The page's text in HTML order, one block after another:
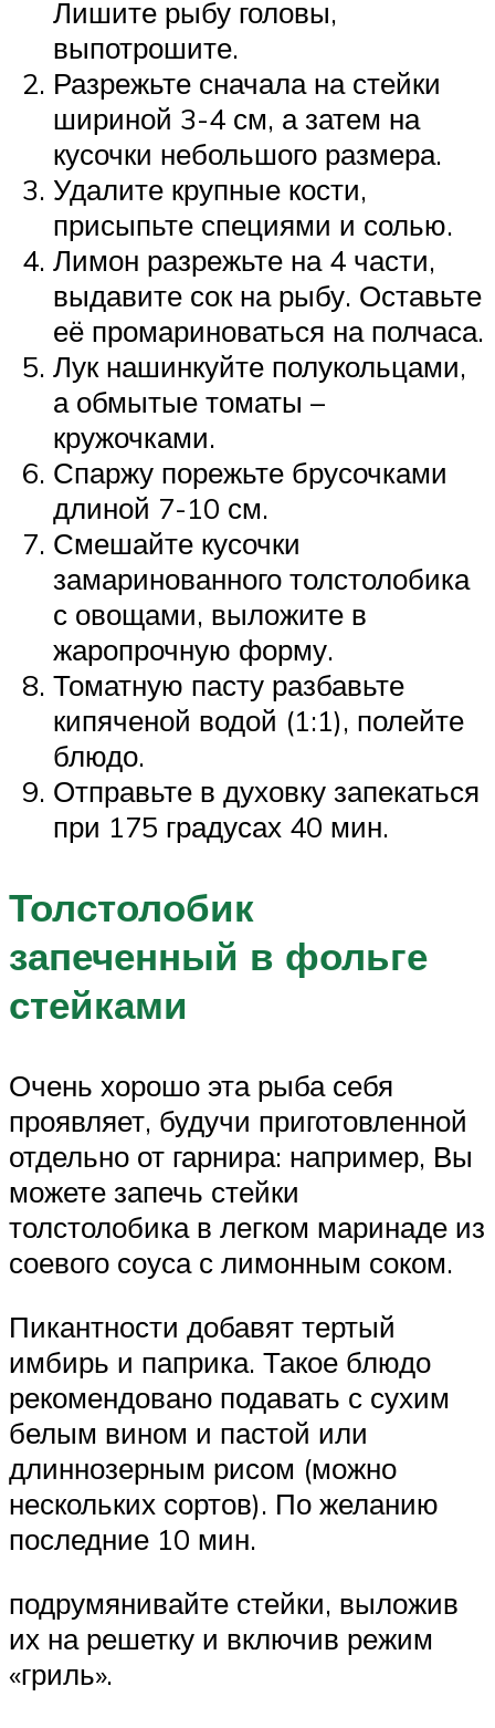
Лишите рыбу головы,
выпотрошите.
Разрежьте сначала на стейки
шириной 3-4 см, а затем на
кусочки небольшого размера.
Удалите крупные кости,
присыпьте специями и солью.
Лимон разрежьте на 4 части,
выдавите сок на рыбу. Оставьте
её промариноваться на полчаса.
Лук нашинкуйте полукольцами,
а обмытые томаты –
кружочками.
Спаржу порежьте брусочками
длиной 7-10 см.
Смешайте кусочки
замаринованного толстолобика
с овощами, выложите в
жаропрочную форму.
Томатную пасту разбавьте
кипяченой водой (1:1), полейте
блюдо.
Отправьте в духовку запекаться
при 175 градусах 40 мин.
Толстолобик
запеченный в фольге
стейками
Очень хорошо эта рыба себя
проявляет, будучи приготовленной
отдельно от гарнира: например, Вы
можете запечь стейки
толстолобика в легком маринаде из
соевого соуса с лимонным соком.
Пикантности добавят тертый
имбирь и паприка. Такое блюдо
рекомендовано подавать с сухим
белым вином и пастой или
длиннозерным рисом (можно
нескольких сортов). По желанию
последние 10 мин.
подрумянивайте стейки, выложив
их на решетку и включив режим
«гриль».